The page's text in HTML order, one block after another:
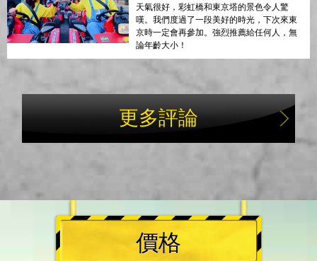
天氣很好，彩虹橋和東京塔的景色令人驚
嘆。我們度過了一段美好的時光，下次來東
京時一定會再參加。強烈推薦給任何人，無
論年齡大小！
更多評論
價格